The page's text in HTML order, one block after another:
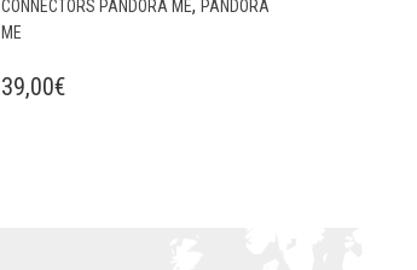
CONNECTORS PANDORA ME, PANDORA
ME
39,00€